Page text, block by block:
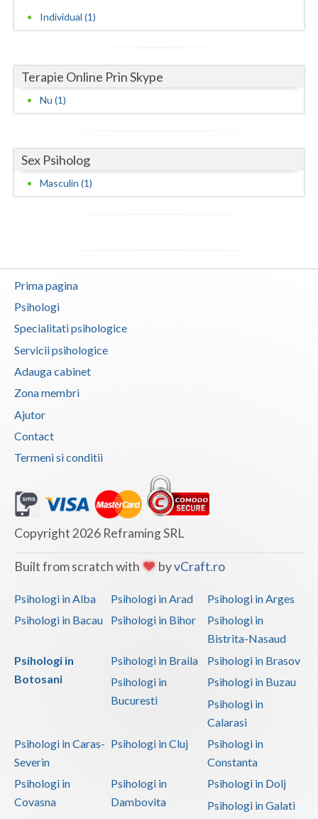
Iasi
Mehedinti
Mures
Salaj
Satu-Mare
Sibiu
Suceava
Timis
Tulcea
Valcea
Vaslui
Individual (1)
Terapie Online Prin Skype
Nu (1)
Sex Psiholog
Masculin (1)
Prima pagina
Psihologi
Specialitati psihologice
Servicii psihologice
Adauga cabinet
Zona membri
Ajutor
Contact
Termeni si conditii
Copyright 2026 Reframing SRL
Built from scratch with byvCraft.ro
Psihologi in Alba Psihologi in Arad
Psihologi in Arges
Psihologi in Bacau
Psihologi in Bihor
Psihologi in
Bistrita-Nasaud
Psihologi in
Botosani
Psihologi in Braila
Psihologi in Brasov
Psihologi in
Bucuresti
Psihologi in Buzau
Psihologi in
Calarasi
Psihologi in Caras-
Severin
Psihologi in Cluj
Psihologi in
Constanta
Psihologi in
Covasna
Psihologi in
Dambovita
Psihologi in Dolj
Psihologi in Galati